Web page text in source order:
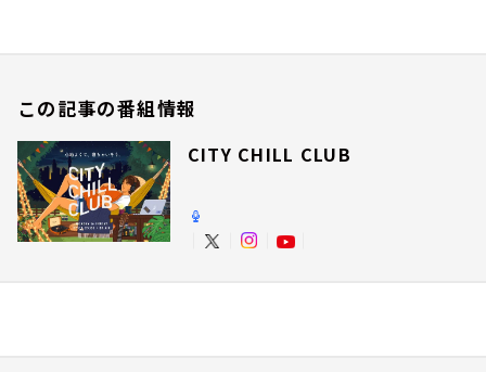
この記事の番組情報
CITY CHILL CLUB